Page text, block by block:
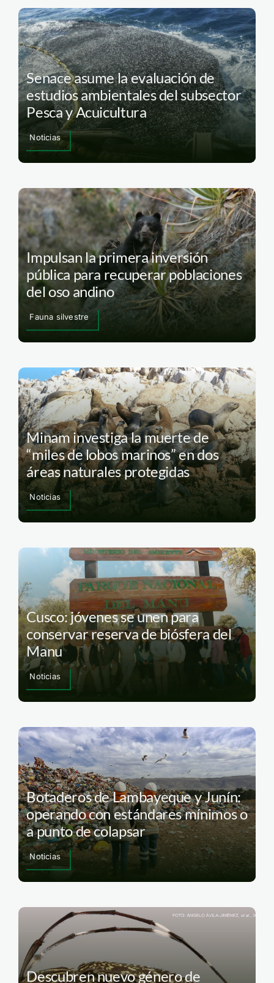
Senace asume la evaluación de
estudios ambientales del subsector
Pesca y Acuicultura
Noticias
Impulsan la primera inversión
pública para recuperar poblaciones
del oso andino
Fauna silvestre
Minam investiga la muerte de
“miles de lobos marinos” en dos
áreas naturales protegidas
Noticias
Cusco: jóvenes se unen para
conservar reserva de biósfera del
Manu
Noticias
Botaderos de Lambayeque y Junín:
operando con estándares mínimos o
a punto de colapsar
Noticias
Descubren nuevo género de